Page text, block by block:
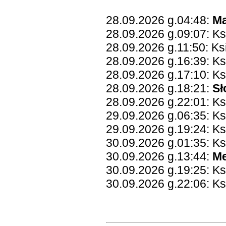
28.09.2026 g.04:48:
28.09.2026 g.09:07:
28.09.2026 g.11:50:
28.09.2026 g.16:39:
28.09.2026 g.17:10:
28.09.2026 g.18:21:
28.09.2026 g.22:01:
29.09.2026 g.06:35:
29.09.2026 g.19:24:
30.09.2026 g.01:35:
30.09.2026 g.13:44:
30.09.2026 g.19:25:
30.09.2026 g.22:06: